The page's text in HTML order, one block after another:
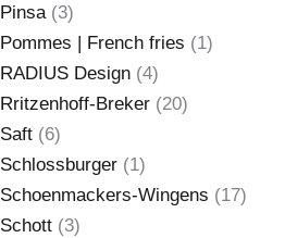
Pinsa (3)
Pommes | French fries (1)
RADIUS Design (4)
Rritzenhoff-Breker (20)
Saft (6)
Schlossburger (1)
Schoenmackers-Wingens (17)
Schott (3)